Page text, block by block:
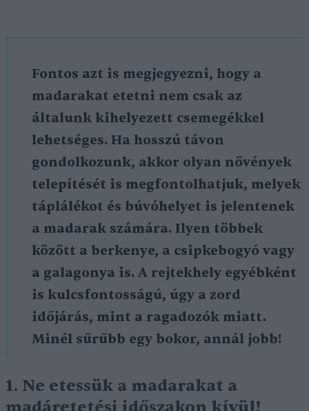
Fontos azt is megjegyezni, hogy a
madarakat etetni nem csak az
általunk kihelyezett csemegékkel
lehetséges. Ha hosszú távon
gondolkozunk, akkor olyan növények
telepítését is megfontolhatjuk, melyek
táplálékot és búvóhelyet is jelentenek
a madarak számára. Ilyen többek
között a berkenye, a csipkebogyó vagy
a galagonya is. A rejtekhely egyébként
is kulcsfontosságú, úgy a zord
időjárás, mint a ragadozók miatt.
Minél sűrűbb egy bokor, annál jobb!
1. Ne etessük a madarakat a